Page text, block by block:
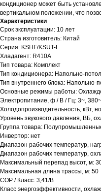
кондиционер может быть
вертикальном положении, что
Характеристики
Срок эксплуатации: 10 лет
Страна изготовитель: Китай
Серия: KSHF/KSUT-L
Хладагент: R410A
Тип товара: Комплект
Тип кондиционера: Напольно-
Тип внутреннего блока: Напольно-
Основные режимы работы:
Электропитание, ф / В / Гц: 3~,
Холодопроизводительность, кВт,
Уровень звукового давления, ВБ,
Группа товара:
Инвертор: нет
Диапазон рабочих температур,
Диапазон рабочих температур,
Максимальный перепад высот, м:
Максимальная длина трассы, м: 50
COP / Класс: 3,41/B
Класс энергоэффективности,